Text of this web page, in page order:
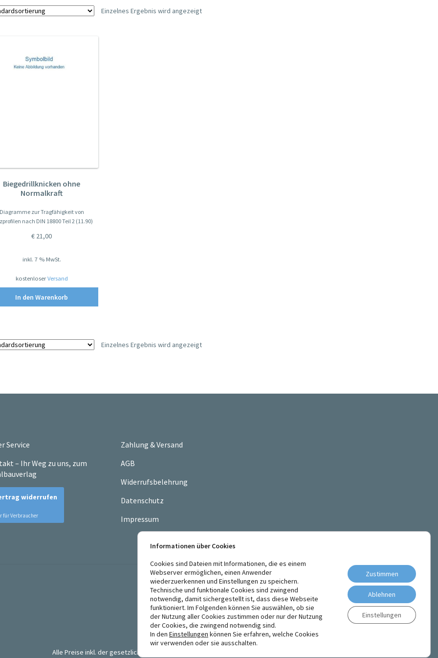
Einzelnes Ergebnis wird angezeigt
Biegedrillknicken ohne
Normalkraft
zur Tragfähigkeit von
nach DIN 18800 Teil 2 (11.90)
€ 21,00
inkl. 7 % MwSt.
kostenloserVersand
In den Warenkorb
Einzelnes Ergebnis wird angezeigt
Service
– Ihr Weg zu uns, zum
Zahlung & Versand
AGB
Widerrufsbelehrung
Datenschutz
Impressum
Alle Preise inkl. der gesetzlichen MwSt.
Informationen über Cookies
Cookies sind Dateien mit Informationen, die es einem
Webserver ermöglichen, einen Anwender
wiederzuerkennen und Einstellungen zu speichern.
Technische und funktionale Cookies sind zwingend
notwendig, damit sichergestellt ist, dass diese Webseite
funktioniert. Im Folgenden können Sie auswählen, ob sie
der Nutzung aller Cookies zustimmen oder nur der Nutzung
der Cookies, die zwingend notwendig sind.
In den Einstellungen können Sie erfahren, welche Cookies
wir verwenden oder sie ausschalten.
Zustimmen
Ablehnen
Einstellungen